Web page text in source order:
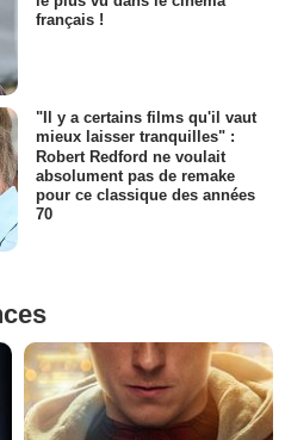
français !
"Il y a certains films qu'il vaut
mieux laisser tranquilles" :
Robert Redford ne voulait
absolument pas de remake
pour ce classique des années
70